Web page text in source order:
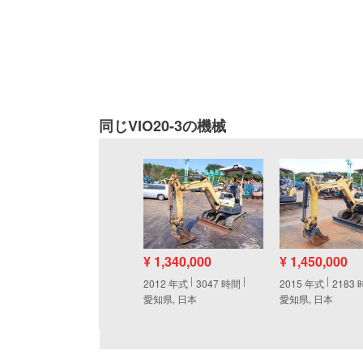
同じVIO20-3の機械
¥ 1,340,000
2012 年式 3047時間
愛知県, 日本
¥ 1,450,000
2015 年式 2183
愛知県, 日本